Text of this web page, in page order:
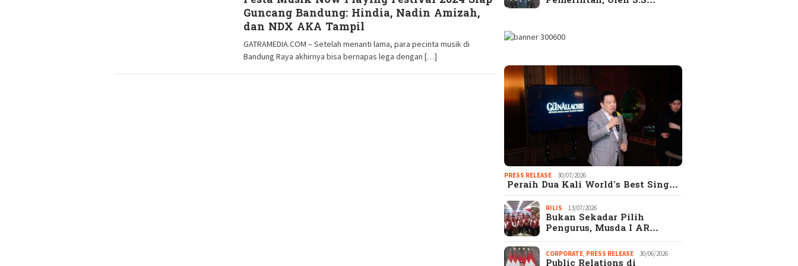
Guncang Bandung: Hindia, Nadin Amizah,
dan NDX AKA Tampil
GATRAMEDIA.COM – Setelah menanti lama, para pecinta musik di
Bandung Raya akhirnya bisa bernapas lega dengan […]
PRESS RELEASE 30/07/2026
Peraih Dua Kali World’s Best Sing…
RILIS 13/07/2026
Bukan Sekadar Pilih
Pengurus, Musda I AR…
CORPORATE PRESS RELEASE 30/06/2026